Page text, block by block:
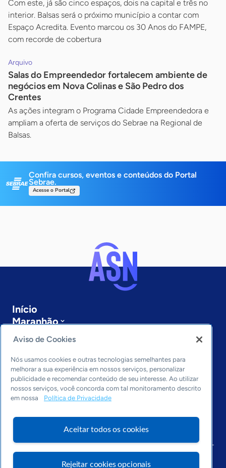
Com este, já são cinco espaços, dois na capital e três no
interior. Balsas será o próximo município a contar com
Espaço Acredita. Evento marcou os 30 Anos do FAMPE,
com recorde de cobertura
Arquivo
Salas do Empreendedor fortalecem ambiente de
negócios em Nova Colinas e São Pedro dos
Crentes
As ações integram o Programa Cidade Empreendedora e
ampliam a oferta de serviços do Sebrae na Regional de
Balsas.
Confira cursos, eventos e conteúdos do Portal
Sebrae.
Acesse o Portal
Início
Maranhão
Sobre a ASN
Últimas notícias
Entre em contato
Editorias
Economia & Política
Inovação & Tecnologia
Cultura empreendedora
Arquivo
Aviso de Cookies
Nós usamos cookies e outras tecnologias semelhantes para
melhorar a sua experiência em nossos serviços, personalizar
publicidade e recomendar conteúdo de seu interesse. Ao utilizar
nossos serviços, você concorda com tal monitoramento descrito
em nossa
Política de Privacidade
Aceitar todos os cookies
Rejeitar cookies opcionais